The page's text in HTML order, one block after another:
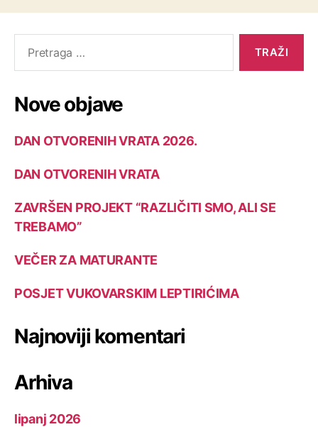
Nove objave
DAN OTVORENIH VRATA 2026.
DAN OTVORENIH VRATA
ZAVRŠEN PROJEKT “RAZLIČITI SMO, ALI SE
TREBAMO”
VEČER ZA MATURANTE
POSJET VUKOVARSKIM LEPTIRIĆIMA
Najnoviji komentari
Arhiva
lipanj 2026